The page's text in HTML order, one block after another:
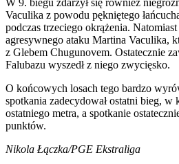
W 9. biegu zdarzył się również
Vaculika z powodu pękniętego
podczas trzeciego okrążenia.
agresywnego ataku Martina Vaculika,
z Glebem Chugunovem. Ostatecznie
Falubazu wyszedł z niego zwycięsko.
O końcowych losach tego bardzo
spotkania zadecydował ostatni bieg, w
ostatniego metra, a spotkanie
punktów.
Nikola Łączka/PGE Ekstraliga